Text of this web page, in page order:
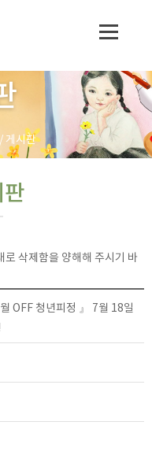
/ 게시판
로 삭제함을 양해해 주시기 바
OFF 청년피정 』 7월 18일